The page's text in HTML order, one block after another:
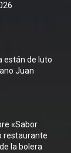
están de luto
Juan
«Sabor
restaurante
la bolera